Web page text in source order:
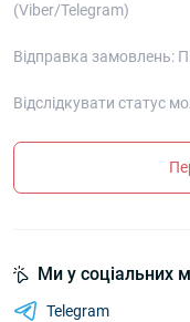
(Viber/Telegram)
Відправка замовлень:
Відслідкувати статус
Ми у соціальних
Telegram